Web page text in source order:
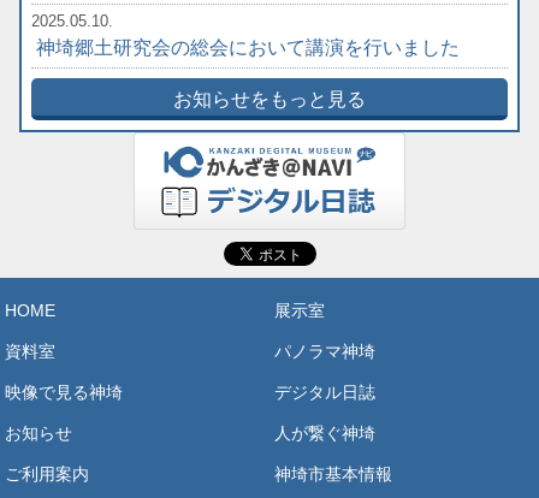
2025.05.10.
神埼郷土研究会の総会において講演を行いました
お知らせをもっと見る
HOME 展示室
資料室 パノラマ神埼
映像で見る神埼 デジタル日誌
お知らせ 人が繋ぐ神埼
ご利用案内 神埼市基本情報